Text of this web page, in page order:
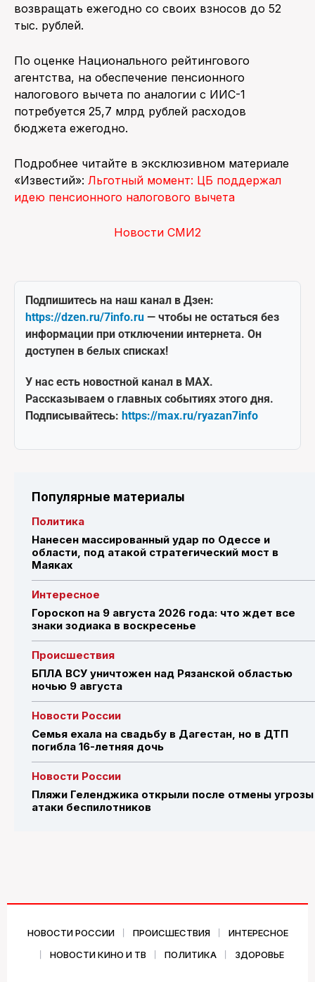
возвращать ежегодно со своих взносов до 52
тыс. рублей.
По оценке Национального рейтингового
агентства, на обеспечение пенсионного
налогового вычета по аналогии с ИИС-1
потребуется 25,7 млрд рублей расходов
бюджета ежегодно.
Подробнее читайте в эксклюзивном материале
«Известий»: Льготный момент: ЦБ поддержал
идею пенсионного налогового вычета
Новости СМИ2
Подпишитесь на наш канал в Дзен:
https://dzen.ru/7info.ru — чтобы не остаться без
информации при отключении интернета. Он
доступен в белых списках!
У нас есть новостной канал в MAX.
Рассказываем о главных событиях этого дня.
Подписывайтесь: https://max.ru/ryazan7info
Популярные материалы
Политика
Нанесен массированный удар по Одессе и
области, под атакой стратегический мост в
Маяках
Интересное
Гороскоп на 9 августа 2026 года: что ждет все
знаки зодиака в воскресенье
Происшествия
БПЛА ВСУ уничтожен над Рязанской областью
ночью 9 августа
Новости России
Семья ехала на свадьбу в Дагестан, но в ДТП
погибла 16-летняя дочь
Новости России
Пляжи Геленджика открыли после отмены угрозы
атаки беспилотников
НОВОСТИ РОССИИ ПРОИСШЕСТВИЯ
ИНТЕРЕСНОЕ
НОВОСТИ КИНО И ТВ
ПОЛИТИКА ЗДОРОВЬЕ